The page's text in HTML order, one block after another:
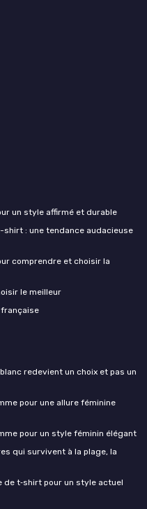
un style affirmé et durable
: une tendance audacieuse
comprendre et choisir la
le meilleur
redevient un choix et pas un
pour une allure féminine
pour un style féminin élégant
qui survivent à la plage, la
de t‑shirt pour un style actuel